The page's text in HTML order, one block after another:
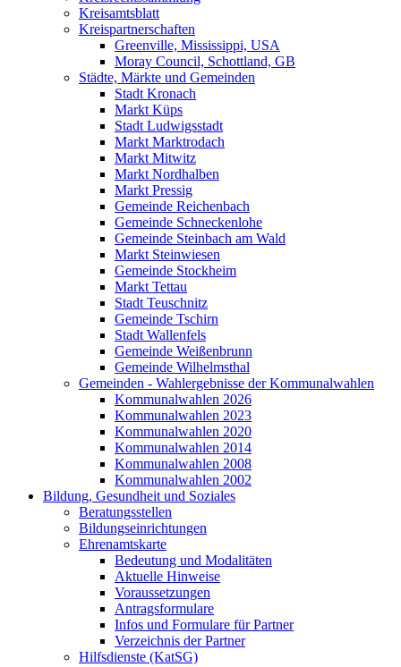
Kreisamtsblatt
Kreispartnerschaften
Greenville, Mississippi, USA
Moray Council, Schottland, GB
Städte, Märkte und Gemeinden
Stadt Kronach
Markt Küps
Stadt Ludwigsstadt
Markt Marktrodach
Markt Mitwitz
Markt Nordhalben
Markt Pressig
Gemeinde Reichenbach
Gemeinde Schneckenlohe
Gemeinde Steinbach am Wald
Markt Steinwiesen
Gemeinde Stockheim
Markt Tettau
Stadt Teuschnitz
Gemeinde Tschirn
Stadt Wallenfels
Gemeinde Weißenbrunn
Gemeinde Wilhelmsthal
Gemeinden - Wahlergebnisse der Kommunalwahlen
Kommunalwahlen 2026
Kommunalwahlen 2023
Kommunalwahlen 2020
Kommunalwahlen 2014
Kommunalwahlen 2008
Kommunalwahlen 2002
Bildung, Gesundheit und Soziales
Beratungsstellen
Bildungseinrichtungen
Ehrenamtskarte
Bedeutung und Modalitäten
Aktuelle Hinweise
Voraussetzungen
Antragsformulare
Infos und Formulare für Partner
Verzeichnis der Partner
Hilfsdienste (KatSG)